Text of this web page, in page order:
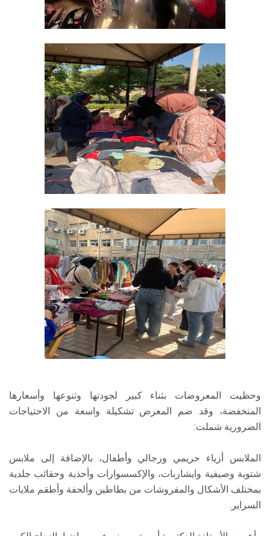
وحظيت المعروضات بثناء كبير لجودتها وتنوعها وأسعارها
المنخفضة، وقد ضم المعرض تشكيلة واسعة من الاحتياجات
الضرورية شملت:
الملابس أزياء حريمي ورجالي وأطفال، بالإضافة إلى ملابس
شتوية وصيفية وايشاربات، والإكسسوارات وأحذية وحقائب جلدية
بمختلف الأشكال والمفروشات من بطاطين وألحفة وأطقم ملايات
السراير.